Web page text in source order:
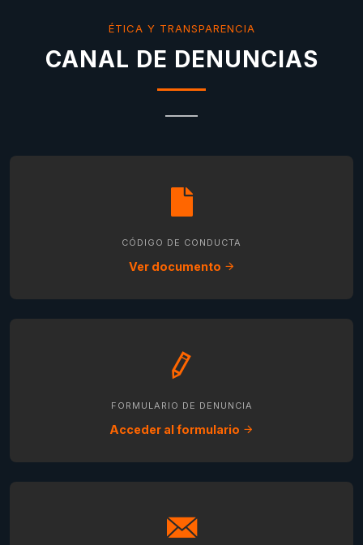
ÉTICA Y TRANSPARENCIA
CANAL DE DENUNCIAS
CÓDIGO DE CONDUCTA
Ver documento
FORMULARIO DE DENUNCIA
Acceder al formulario